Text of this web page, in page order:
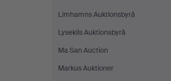
Limhamns Auktionsbyrå
Lysekils Auktionsbyrå
Ma San Auction
Markus Auktioner